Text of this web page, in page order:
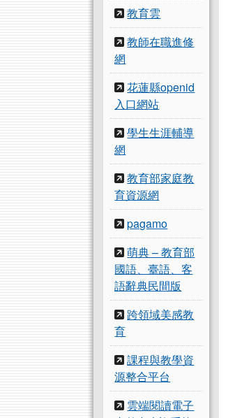
教育雲
教師在職進修
網
花蓮縣openid
入口網站
學生生涯輔導
網
教育部家庭教
育資源網
pagamo
萌典 – 教育部
國語、臺語、客
語辭典民間版
跨領域美感教
育
課程與教學資
源整合平台
雲端閱讀電子